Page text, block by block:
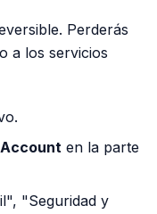
Perderás
a los servicios
en la parte
"Seguridad y